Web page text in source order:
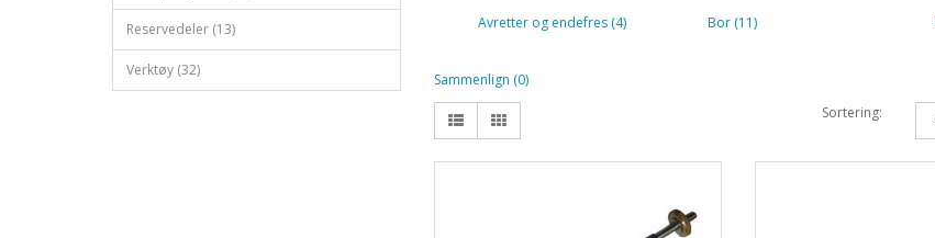
Reservedeler (13)
Verktøy (32)
Avretter og endefres (4) Bor (11)
Sammenlign (0)
Sortering: